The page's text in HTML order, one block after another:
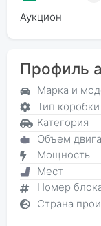
Аукцион
Профиль
Марка и
Тип
Категория
Объем
Мощность
Мест
Номер
Страна